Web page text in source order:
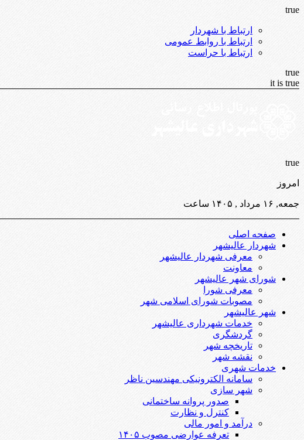
true
ارتباط با شهردار
ارتباط با روابط عمومی
ارتباط با حراست
true
it is true
true
امروز
جمعه, ۱۶ مرداد , ۱۴۰۵ ساعت
صفحه اصلی
شهردار عالیشهر
معرفی شهردار عالیشهر
معاونت
شورای شهر عالیشهر
معرفی شورا
مصوبات شورای اسلامی شهر
شهر عالیشهر
خدمات شهرداری عالیشهر
گردشگری
تاریخچه شهر
نقشه شهر
خدمات شهری
سامانه الکترونیکی مهندسین ناظر
شهر سازی
صدور پروانه ساختمانی
کنترل و نظارت
درآمد و امور مالی
تعرفه عوارضی مصوب ۱۴۰۵